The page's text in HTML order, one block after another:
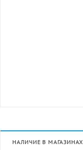
НАЛИЧИЕ В МАГАЗИНАХ